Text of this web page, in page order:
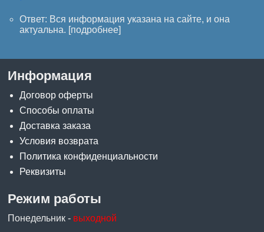
Ответ: Вся информация указана на сайте, и она
актуальна. [подробнее]
Информация
Договор оферты
Способы оплаты
Доставка заказа
Условия возврата
Политика конфиденциальности
Реквизиты
Режим работы
Понедельник - выходной